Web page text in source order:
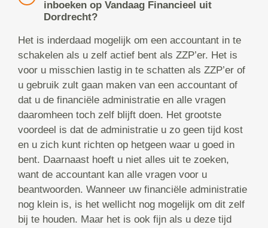
inboeken op Vandaag Financieel uit
Dordrecht?
Het is inderdaad mogelijk om een accountant in te
schakelen als u zelf actief bent als ZZP’er. Het is
voor u misschien lastig in te schatten als ZZP’er of
u gebruik zult gaan maken van een accountant of
dat u de financiële administratie en alle vragen
daaromheen toch zelf blijft doen. Het grootste
voordeel is dat de administratie u zo geen tijd kost
en u zich kunt richten op hetgeen waar u goed in
bent. Daarnaast hoeft u niet alles uit te zoeken,
want de accountant kan alle vragen voor u
beantwoorden. Wanneer uw financiële administratie
nog klein is, is het wellicht nog mogelijk om dit zelf
bij te houden. Maar het is ook fijn als u deze tijd